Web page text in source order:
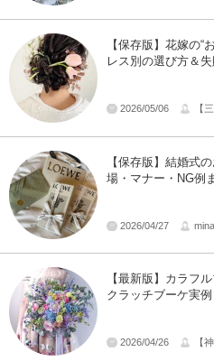
【保存版】花嫁の“
レス別の選び方＆
2026/05/06 【
【保存版】結婚式
場・マナー・NG例
2026/04/27
【最新版】カラフ
クラッチブーケ実
2026/04/26 【